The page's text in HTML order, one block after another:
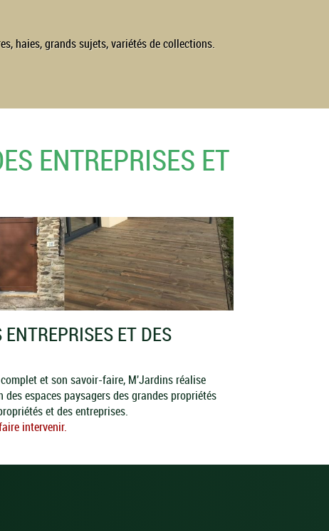
haies, grands sujets, variétés de collections.
ENTREPRISES ET
ET DES
et son savoir-faire, M'Jardins réalise
espaces paysagers des grandes propriétés
et des entreprises.
intervenir.